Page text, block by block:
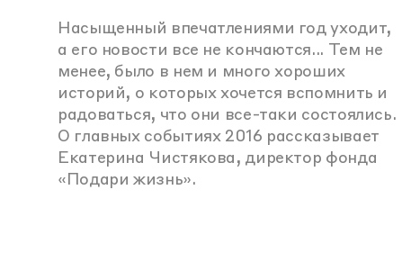
Насыщенный впечатлениями год уходит,
а его новости все не кончаются... Тем не
менее, было в нем и много хороших
историй, о которых хочется вспомнить и
радоваться, что они все-таки состоялись.
О главных событиях 2016 рассказывает
Екатерина Чистякова, директор фонда
«Подари жизнь».